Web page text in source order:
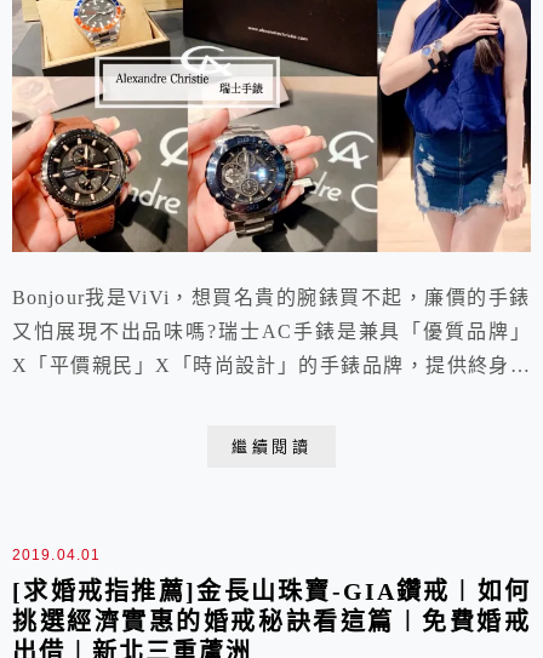
Bonjour我是ViVi，想買名貴的腕錶買不起，廉價的手錶
又怕展現不出品味嗎?瑞士AC手錶是兼具「優質品牌」
X「平價親民」X「時尚設計」的手錶品牌，提供終身免
造型多，是年輕人、小資族們在追求頂級名錶之餘，適合
繼續閱讀
2019.04.01
[求婚戒指推薦]金長山珠寶-GIA鑽戒︱如何
挑選經濟實惠的婚戒秘訣看這篇︱免費婚戒
出借︱新北三重蘆洲